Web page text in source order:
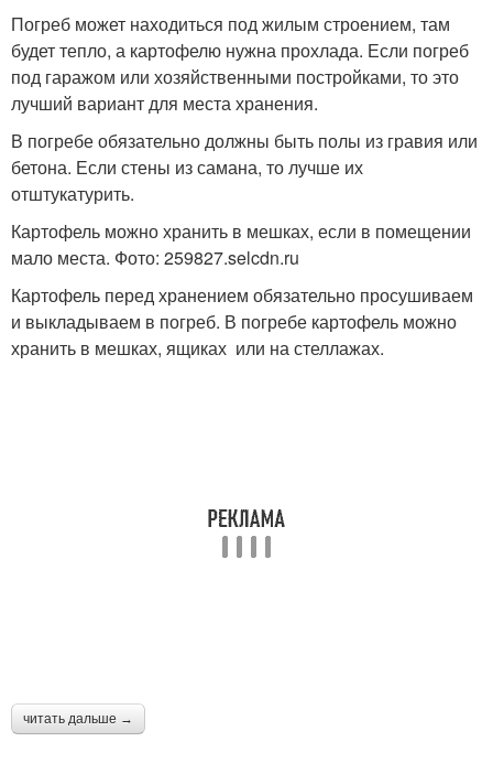
Погреб может находиться под жилым строением, там
будет тепло, а картофелю нужна прохлада. Если погреб
под гаражом или хозяйственными постройками, то это
лучший вариант для места хранения.
В погребе обязательно должны быть полы из гравия или
бетона. Если стены из самана, то лучше их
отштукатурить.
Картофель можно хранить в мешках, если в помещении
мало места. Фото: 259827.selcdn.ru
Картофель перед хранением обязательно просушиваем
и выкладываем в погреб. В погребе картофель можно
хранить в мешках, ящиках или на стеллажах.
читать дальше →